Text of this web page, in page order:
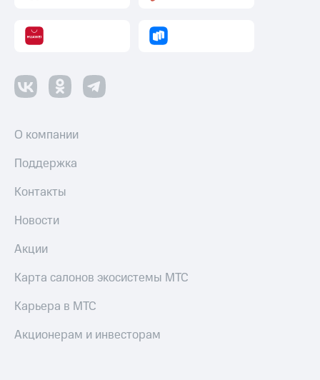
О компании
Поддержка
Контакты
Новости
Акции
Карта салонов экосистемы МТС
Карьера в МТС
Акционерам и инвесторам